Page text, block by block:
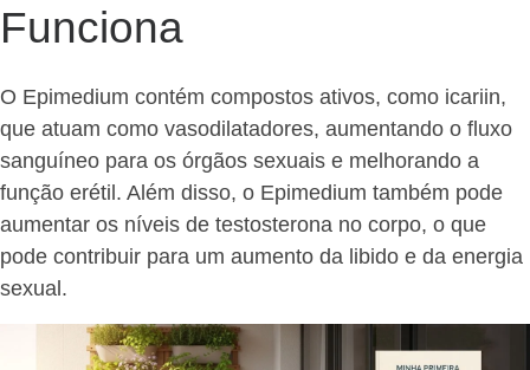
Funciona
O Epimedium contém compostos ativos, como icariin,
que atuam como vasodilatadores, aumentando o fluxo
sanguíneo para os órgãos sexuais e melhorando a
função erétil. Além disso, o Epimedium também pode
aumentar os níveis de testosterona no corpo, o que
pode contribuir para um aumento da libido e da energia
sexual.